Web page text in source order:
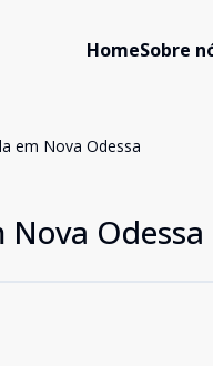
HomeSobre
em Nova Odessa
Nova Odessa